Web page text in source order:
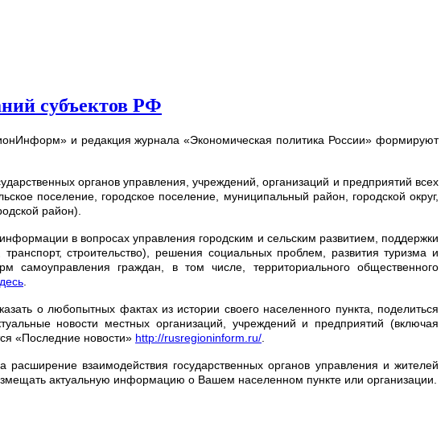
субъектов РФ
и редакция журнала «Экономическая политика России» формируют
органов управления, учреждений, организаций и предприятий всех
поселение, городское поселение, муниципальный район, городской округ,
район).
в вопросах управления городским и сельским развитием, поддержки
строительство), решения социальных проблем, развития туризма и
самоуправления граждан, в том числе, территориального общественного
о любопытных фактах из истории своего населенного пункта, поделиться
новости местных организаций, учреждений и предприятий (включая
«Последние новости» http://rusregioninform.ru/
взаимодействия государственных органов управления и жителей
актуальную информацию о Вашем населенном пункте или организации.